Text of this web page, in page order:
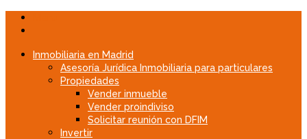
Inmobiliaria en Madrid
Asesoría Jurídica Inmobiliaria para particulares
Propiedades
Vender inmueble
Vender proindiviso
Solicitar reunión con DFIM
Invertir